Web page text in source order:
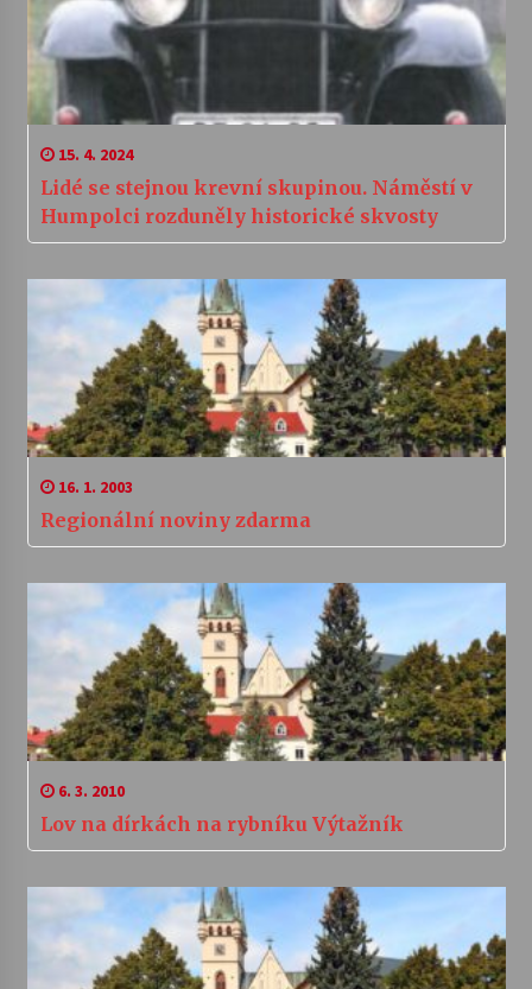
15. 4. 2024
Lidé se stejnou krevní skupinou. Náměstí v
Humpolci rozduněly historické skvosty
16. 1. 2003
Regionální noviny zdarma
6. 3. 2010
Lov na dírkách na rybníku Výtažník